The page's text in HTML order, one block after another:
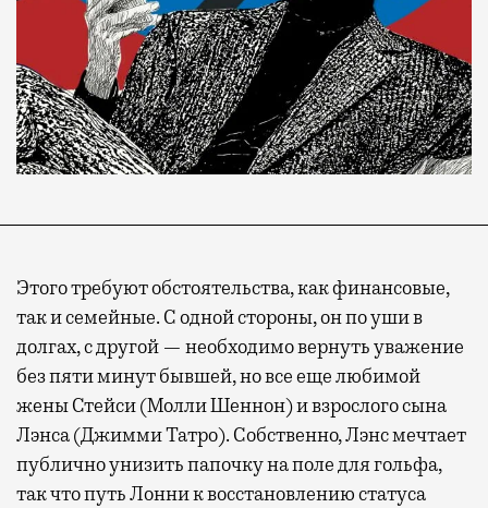
Этого требуют обстоятельства, как финансовые,
так и семейные. С одной стороны, он по уши в
долгах, с другой — необходимо вернуть уважение
без пяти минут бывшей, но все еще любимой
жены Стейси (Молли Шеннон) и взрослого сына
Лэнса (Джимми Татро). Собственно, Лэнс мечтает
публично унизить папочку на поле для гольфа,
так что путь Лонни к восстановлению статуса